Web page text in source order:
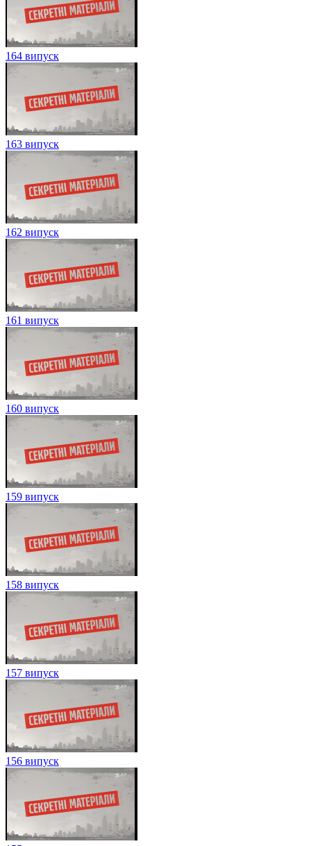
164 випуск
163 випуск
162 випуск
161 випуск
160 випуск
159 випуск
158 випуск
157 випуск
156 випуск